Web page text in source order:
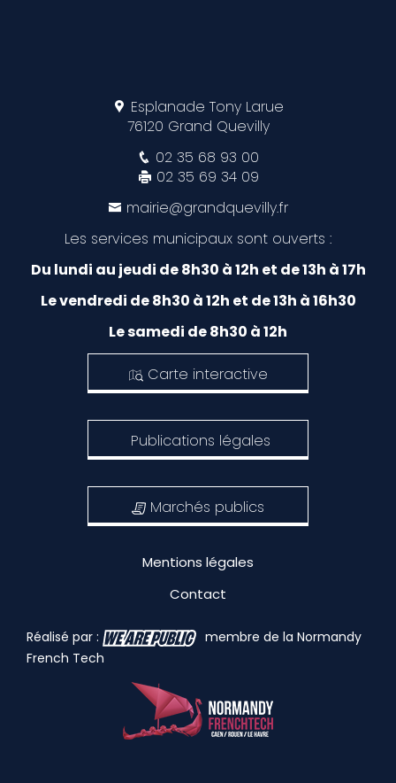
Esplanade Tony Larue
76120 Grand Quevilly
02 35 68 93 00
02 35 69 34 09
mairie@grandquevilly.fr
Les services municipaux sont ouverts :
Du lundi au jeudi de 8h30 à 12h et de 13h à 17h
Le vendredi de 8h30 à 12h et de 13h à 16h30
Le samedi de 8h30 à 12h
Carte interactive
Publications légales
Marchés publics
Mentions légales
Contact
Réalisé par :
membre de la Normandy
French Tech